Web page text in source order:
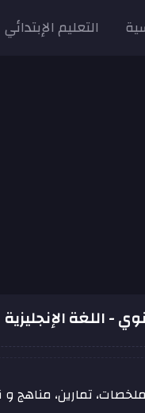
التعليم الإبتدائي
- اللغة الإنجليزية
تمارين، مناهج و